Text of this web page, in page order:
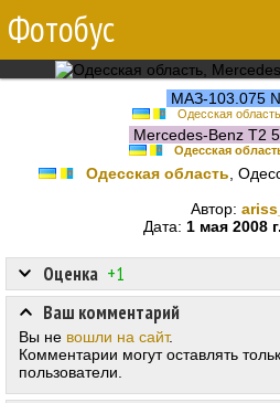
Фотобус
МАЗ-103.075
Одесская область
Mercedes-Benz T2
Одесская
Одесская область ,
Автор:
Дата: 1 мая 2008
Оценка +1
Ваш комментарий
Вы не вошли на сайт.
Комментарии могут оставлять
пользователи.